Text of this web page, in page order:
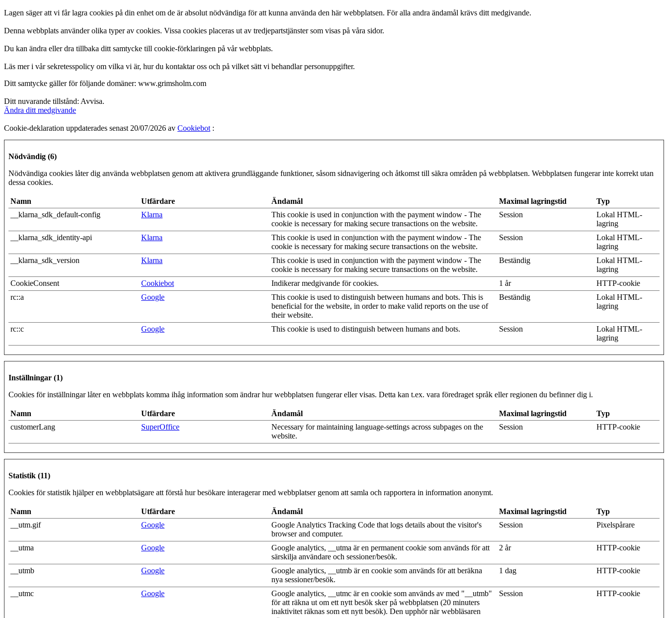
Lagen säger att vi får lagra cookies på din enhet om de är absolut nödvändiga för att kunna använda den här webbplatsen. För alla andra ändamål krävs ditt medgivande.
Denna webbplats använder olika typer av cookies. Vissa cookies placeras ut av tredjepartstjänster som visas på våra sidor.
Du kan ändra eller dra tillbaka ditt samtycke till cookie-förklaringen på vår webbplats.
Läs mer i vår sekretesspolicy om vilka vi är, hur du kontaktar oss och på vilket sätt vi behandlar personuppgifter.
Ditt samtycke gäller för följande domäner: www.grimsholm.com
Ditt nuvarande tillstånd: Avvisa.
Ändra ditt medgivande
Cookie-deklaration uppdaterades senast 20/07/2026 av Cookiebot :
Nödvändig (6)
Nödvändiga cookies låter dig använda webbplatsen genom att aktivera grundläggande funktioner, såsom sidnavigering och åtkomst till säkra områden på webbplatsen. Webbplatsen fungerar inte korrekt utan
dessa cookies.
Namn Utfärdare Ändamål Maximal lagringstid
Typ
__klarna_sdk_default-config
Klarna
This cookie is used in conjunction with the payment window - The
cookie is necessary for making secure transactions on the website.
Session
Lokal HTML-
lagring
__klarna_sdk_identity-api
Klarna
This cookie is used in conjunction with the payment window - The
cookie is necessary for making secure transactions on the website.
Session
Lokal HTML-
lagring
__klarna_sdk_version
Klarna
This cookie is used in conjunction with the payment window - The
cookie is necessary for making secure transactions on the website.
Beständig
Lokal HTML-
lagring
CookieConsent
Cookiebot Indikerar medgivande för cookies. 1 år
HTTP-cookie
rc::a
Google
This cookie is used to distinguish between humans and bots. This is
beneficial for the website, in order to make valid reports on the use of
their website.
Beständig
Lokal HTML-
lagring
rc::c Google This cookie is used to distinguish between humans and bots. Session
Lokal HTML-
lagring
Inställningar (1)
Cookies för inställningar låter en webbplats komma ihåg information som ändrar hur webbplatsen fungerar eller visas. Detta kan t.ex. vara föredraget språk eller regionen du befinner dig i.
Namn Utfärdare Ändamål Maximal lagringstid
Typ
customerLang
SuperOffice
Necessary for maintaining language-settings across subpages on the
website.
Session HTTP-cookie
Statistik (11)
Cookies för statistik hjälper en webbplatsägare att förstå hur besökare interagerar med webbplatser genom att samla och rapportera in information anonymt.
Namn Utfärdare Ändamål Maximal lagringstid
Typ
__utm.gif
Google
Google Analytics Tracking Code that logs details about the visitor's
browser and computer.
Session Pixelspårare
__utma Google
Google analytics, __utma är en permanent cookie som används för att
särskilja användare och sessioner/besök.
2 år HTTP-cookie
__utmb Google
Google analytics, __utmb är en cookie som används för att beräkna
nya sessioner/besök.
1 dag HTTP-cookie
__utmc Google
Google analytics, __utmc är en cookie som används av med "__utmb"
för att räkna ut om ett nytt besök sker på webbplatsen (20 minuters
inaktivitet räknas som ett nytt besök). Den upphör när webbläsaren
Session HTTP-cookie